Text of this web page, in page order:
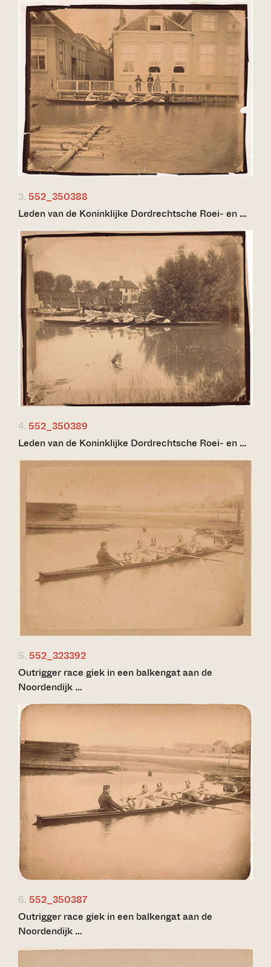
3. 552_350388
Leden van de Koninklijke Dordrechtsche Roei- en …
4. 552_350389
Leden van de Koninklijke Dordrechtsche Roei- en …
5. 552_323392
Outrigger race giek in een balkengat aan de
Noordendijk …
6. 552_350387
Outrigger race giek in een balkengat aan de
Noordendijk …